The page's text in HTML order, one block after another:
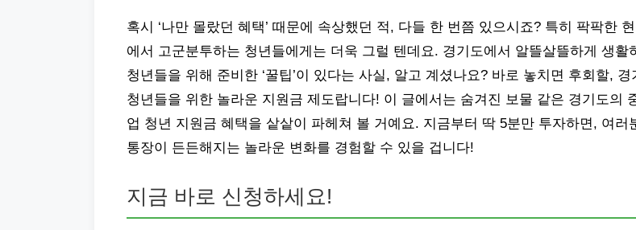
혹시 ‘나만 몰랐던 혜택’ 때문에 속상했던 적, 다들 한 번쯤 있으시죠? 특히 팍팍한
에서 고군분투하는 청년들에게는 더욱 그럴 텐데요. 경기도에서 알뜰살뜰하게 생활
청년들을 위해 준비한 ‘꿀팁’이 있다는 사실, 알고 계셨나요? 바로 놓치면 후회할, 경
청년들을 위한 놀라운 지원금 제도랍니다! 이 글에서는 숨겨진 보물 같은 경기도의
업 청년 지원금 혜택을 샅샅이 파헤쳐 볼 거예요. 지금부터 딱 5분만 투자하면, 여러
통장이 든든해지는 놀라운 변화를 경험할 수 있을 겁니다!
지금 바로 신청하세요!